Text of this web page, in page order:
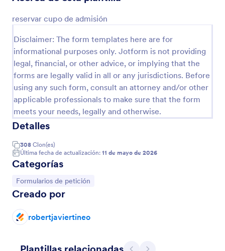
reservar cupo de admisión
Disclaimer: The form templates here are for
informational purposes only. Jotform is not providing
legal, financial, or other advice, or implying that the
forms are legally valid in all or any jurisdictions. Before
using any such form, consult an attorney and/or other
applicable professionals to make sure that the form
meets your needs, legally and otherwise.
Detalles
308 Clon(es)
Última fecha de actualización: 11 de mayo de 2026
Categorías
Ir a Categoría:
Formularios de petición
Creado por
robertjaviertineo
Vista previa